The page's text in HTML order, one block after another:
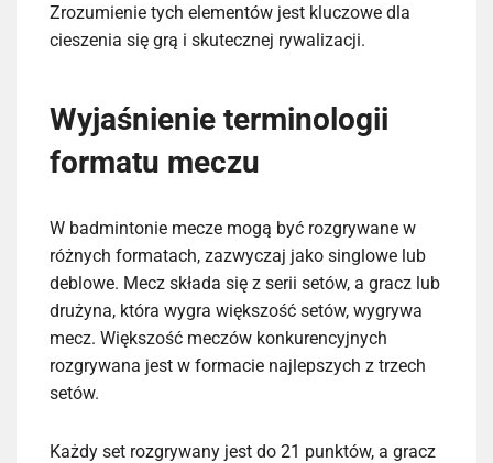
Zrozumienie tych elementów jest kluczowe dla
cieszenia się grą i skutecznej rywalizacji.
Wyjaśnienie terminologii
formatu meczu
W badmintonie mecze mogą być rozgrywane w
różnych formatach, zazwyczaj jako singlowe lub
deblowe. Mecz składa się z serii setów, a gracz lub
drużyna, która wygra większość setów, wygrywa
mecz. Większość meczów konkurencyjnych
rozgrywana jest w formacie najlepszych z trzech
setów.
Każdy set rozgrywany jest do 21 punktów, a gracz